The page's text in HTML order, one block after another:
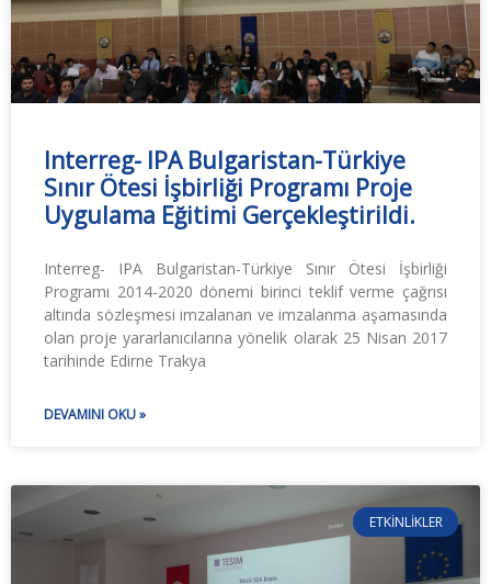
Interreg- IPA Bulgaristan-Türkiye
Sınır Ötesi İşbirliği Programı Proje
Uygulama Eğitimi Gerçekleştirildi.
Interreg- IPA Bulgaristan-Türkiye Sınır Ötesi İşbirliği
Programı 2014-2020 dönemi birinci teklif verme çağrısı
altında sözleşmesi imzalanan ve imzalanma aşamasında
olan proje yararlanıcılarına yönelik olarak 25 Nisan 2017
tarihinde Edirne Trakya
DEVAMINI OKU »
ETKINLIKLER